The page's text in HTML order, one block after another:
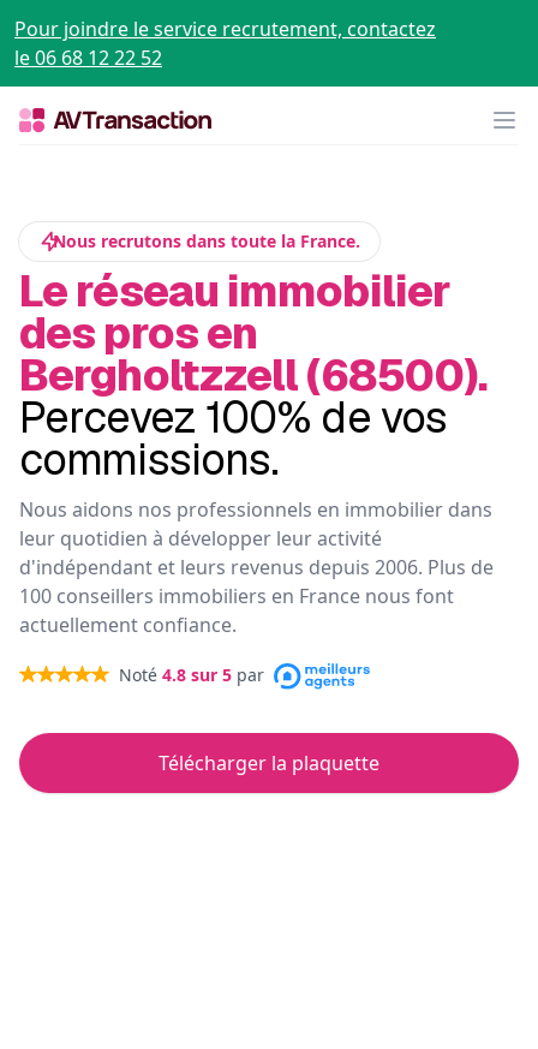
Pour joindre le service recrutement, contactez
le 06 68 12 22 52
Nous recrutons dans toute la France.
Le réseau immobilier
des pros en
Bergholtzzell (68500).
Percevez 100% de vos
commissions.
Nous aidons nos professionnels en immobilier dans
leur quotidien à développer leur activité
d'indépendant et leurs revenus depuis 2006. Plus de
100 conseillers immobiliers en France nous font
actuellement confiance.
Noté 4.8 sur 5 par
Télécharger la plaquette